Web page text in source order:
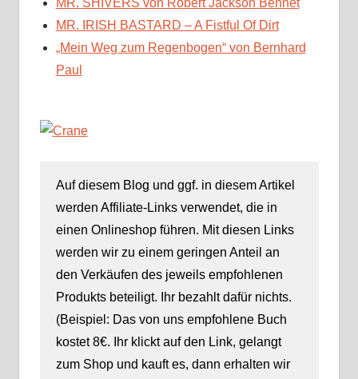
MR. SHIVERS von Robert Jackson Bennet
MR. IRISH BASTARD – A Fistful Of Dirt
„Mein Weg zum Regenbogen“ von Bernhard
Paul
Auf diesem Blog und ggf. in diesem Artikel
werden Affiliate-Links verwendet, die in
einen Onlineshop führen. Mit diesen Links
werden wir zu einem geringen Anteil an
den Verkäufen des jeweils empfohlenen
Produkts beteiligt. Ihr bezahlt dafür nichts.
(Beispiel: Das von uns empfohlene Buch
kostet 8€. Ihr klickt auf den Link, gelangt
zum Shop und kauft es, dann erhalten wir